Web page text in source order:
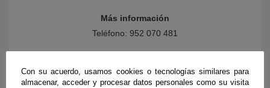
Más información
Teléfono: 952 070 481
malaga.com.
Con su acuerdo, usamos cookies o tecnologías similares para
almacenar, acceder y procesar datos personales como su visita